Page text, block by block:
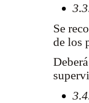
Se
de los